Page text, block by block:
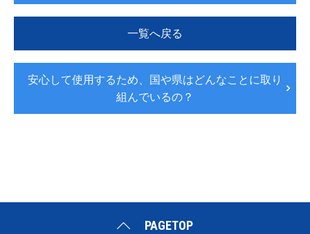
一覧へ戻る
安心して使用するため、国や県はどんなことに取り
組んでいるの？
PAGETOP